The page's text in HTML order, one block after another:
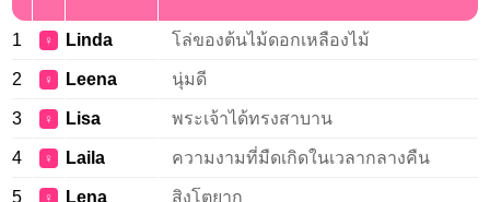
1 ♀ Linda โล่ของต้นไม้ดอกเหลืองไม้
2 ♀ Leena นุ่มดี
3 ♀ Lisa พระเจ้าได้ทรงสาบาน
4 ♀ Laila ความงามที่มืดเกิดในเวลากลางคืน
5 ♀ Lena สิงโตยาก